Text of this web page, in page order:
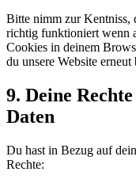
Bitte nimm zur Kentniss,
richtig funktioniert wenn
Cookies in deinem
du unsere Website erneut
9. Deine
Daten
Du hast in Bezug auf
Rechte: